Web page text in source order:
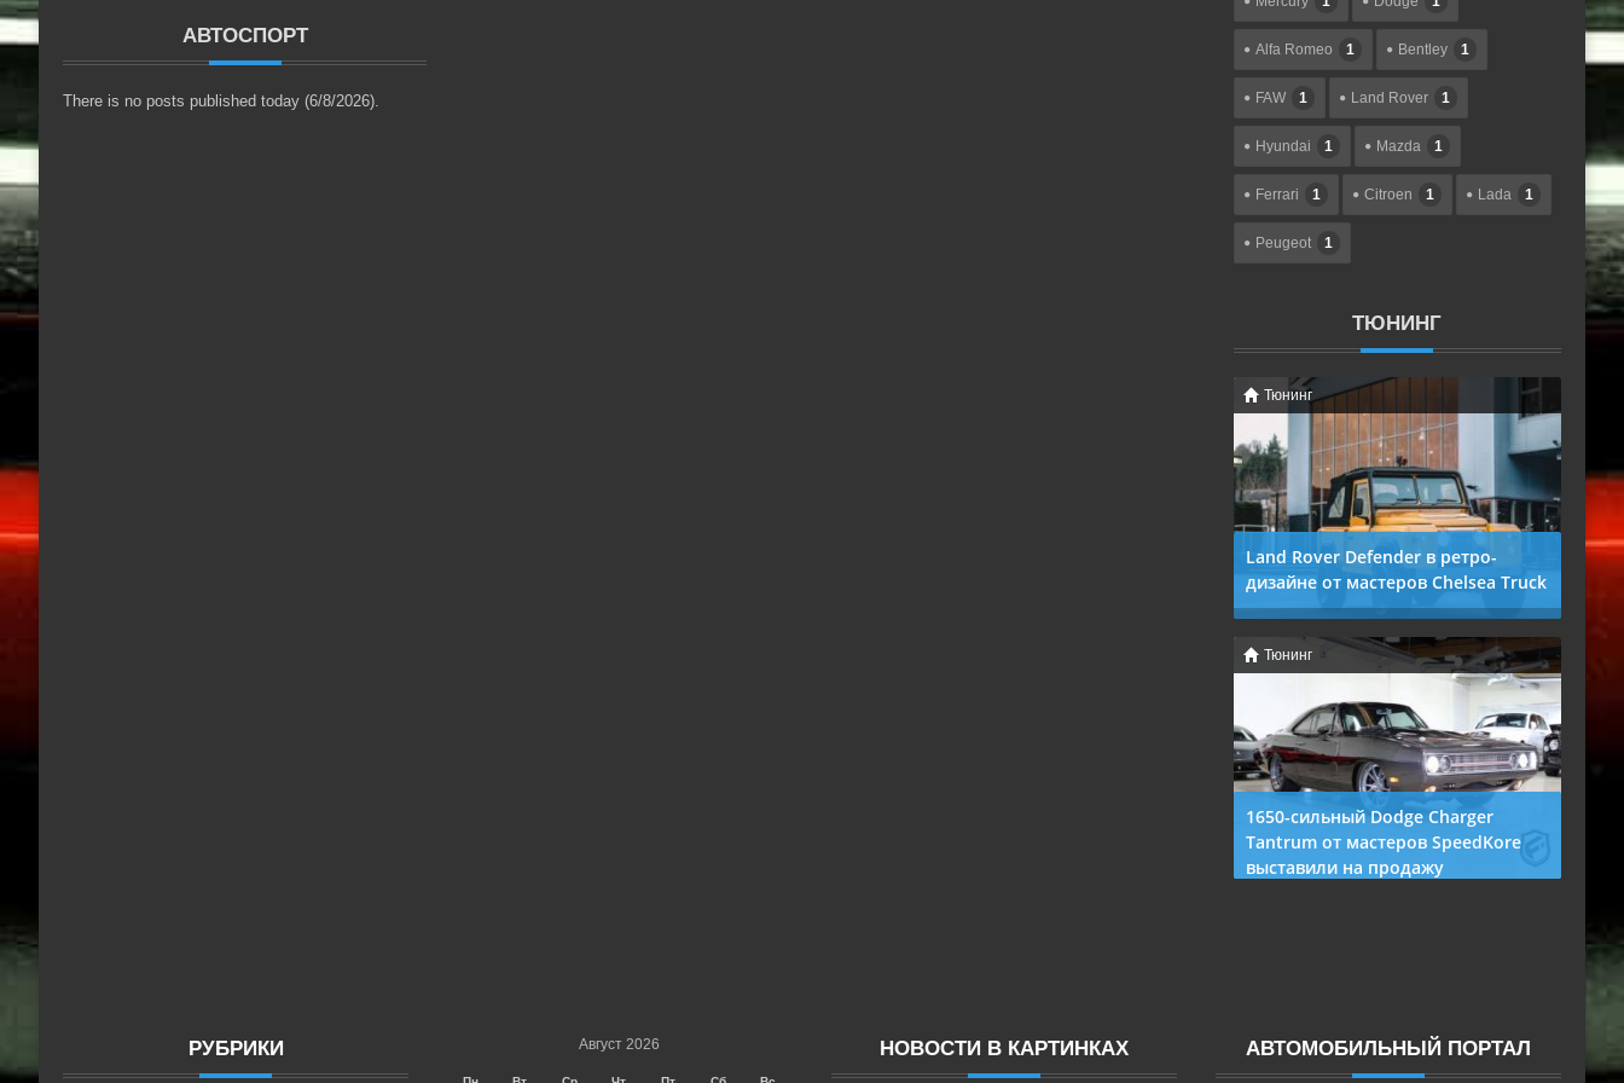
АВТОСПОРТ
There is no posts published today (6/8/2026).
Alfa Romeo 1 Bentley 1
FAW 1 Land Rover 1
Hyundai 1 Mazda 1
Ferrari 1 Citroen 1 Lada 1
Peugeot 1
ТЮНИНГ
Тюнинг
Land Rover Defender в ретро-
дизайне от мастеров Chelsea Truck
Тюнинг-мастерская Chelsea Truck
Company продолжает штамповать
специальные версии Land Rover
Defender. В этот раз сотрудники
Тюнинг
1650-сильный Dodge Charger
Tantrum от мастеров SpeedKore
выставили на продажу
РУБРИКИ Август 2026 НОВОСТИ В КАРТИНКАХ АВТОМОБИЛЬНЫЙ ПОРТАЛ